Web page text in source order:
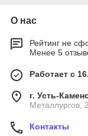
О нас
Рейтинг не
Менее 5
Работает с
г. Усть-
Металлургов,
Контакты